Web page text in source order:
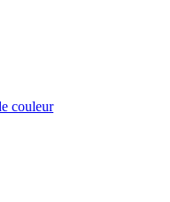
couleur